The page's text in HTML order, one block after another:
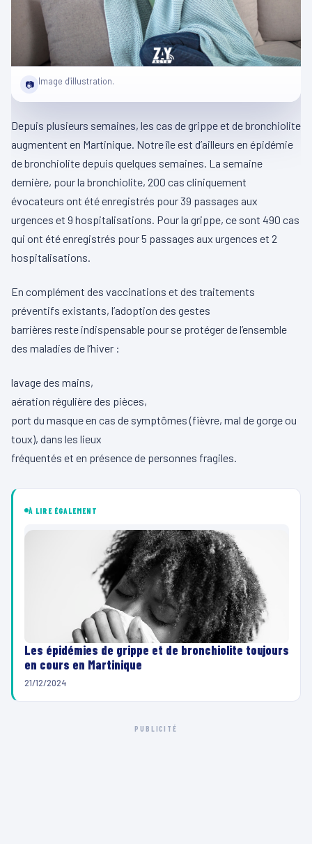
📷 Image d'illustration.
Depuis plusieurs semaines, les cas de grippe et de bronchiolite
augmentent en Martinique. Notre île est d’ailleurs en épidémie
de bronchiolite depuis quelques semaines. La semaine
dernière, pour la bronchiolite, 200 cas cliniquement
évocateurs ont été enregistrés pour 39 passages aux
urgences et 9 hospitalisations. Pour la grippe, ce sont 490 cas
qui ont été enregistrés pour 5 passages aux urgences et 2
hospitalisations.
En complément des vaccinations et des traitements
préventifs existants, l’adoption des gestes
barrières reste indispensable pour se protéger de l’ensemble
des maladies de l’hiver :
lavage des mains,
aération régulière des pièces,
port du masque en cas de symptômes (fièvre, mal de gorge ou
toux), dans les lieux
fréquentés et en présence de personnes fragiles.
À LIRE ÉGALEMENT
Les épidémies de grippe et de bronchiolite toujours
en cours en Martinique
21/12/2024
PUBLICITÉ